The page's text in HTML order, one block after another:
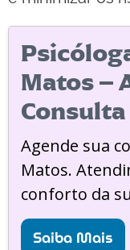
Matos –
Consulta
Agende sua
Matos.
conforto da
Saiba Mais